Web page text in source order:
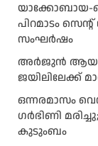
യാക്കോബായ-
പിറമാടം
സംഘർഷം
അര്‍ജുന്‍ ആയങ്കി
ജയിലിലേക്ക്
ഒന്നരമാസം
ഗർഭിണി
കുടുംബം